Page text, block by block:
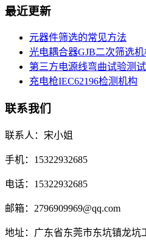
最近更新
元器件筛选的常见方法
光电耦合器GJB二次筛选机
第三方电源线弯曲试验测
充电枪IEC62196检测机构
联系我们
联系人：宋小姐
手机：15322932685
电话：15322932685
邮箱：2796909969@qq.com
地址：广东省东莞市东坑镇龙坑